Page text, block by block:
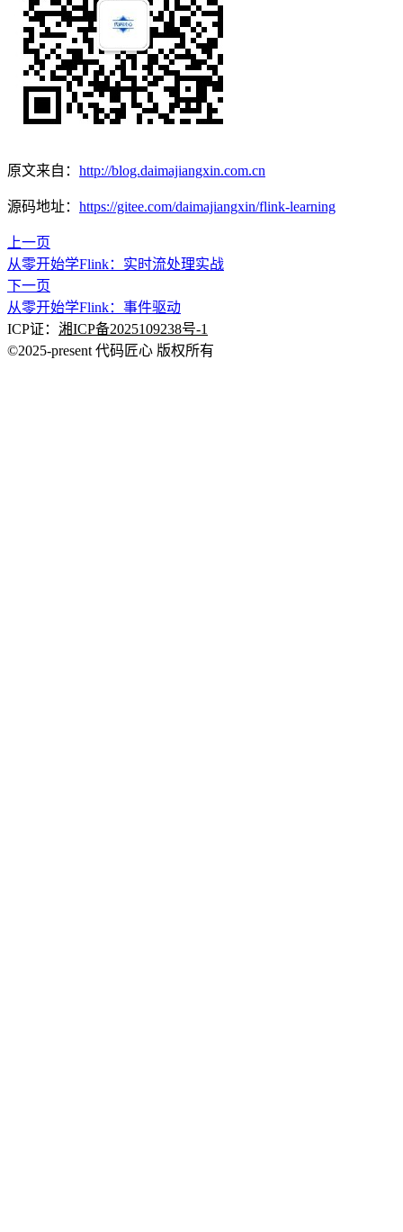
原文来自： http://blog.daimajiangxin.com.cn
源码地址： https://gitee.com/daimajiangxin/flink-learning
上一页
从零开始学Flink：实时流处理实战
下一页
从零开始学Flink：事件驱动
ICP证： 湘ICP备2025109238号-1
©2025-present 代码匠心 版权所有